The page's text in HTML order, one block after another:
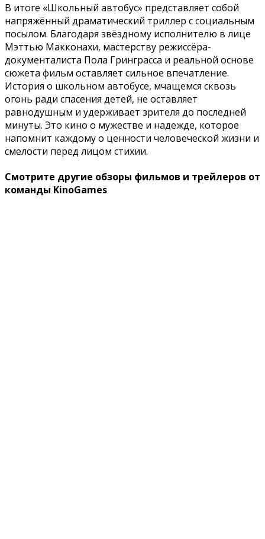
В итоге «Школьный автобус» представляет собой
напряжённый драматический триллер с социальным
посылом. Благодаря звёздному исполнителю в лице
Мэттью Макконахи, мастерству режиссёра-
документалиста Пола Гринграсса и реальной основе
сюжета фильм оставляет сильное впечатление.
История о школьном автобусе, мчащемся сквозь
огонь ради спасения детей, не оставляет
равнодушным и удерживает зрителя до последней
минуты. Это кино о мужестве и надежде, которое
напомнит каждому о ценности человеческой жизни и
смелости перед лицом стихии.
Смотрите другие обзоры фильмов и трейлеров от
команды KinoGames